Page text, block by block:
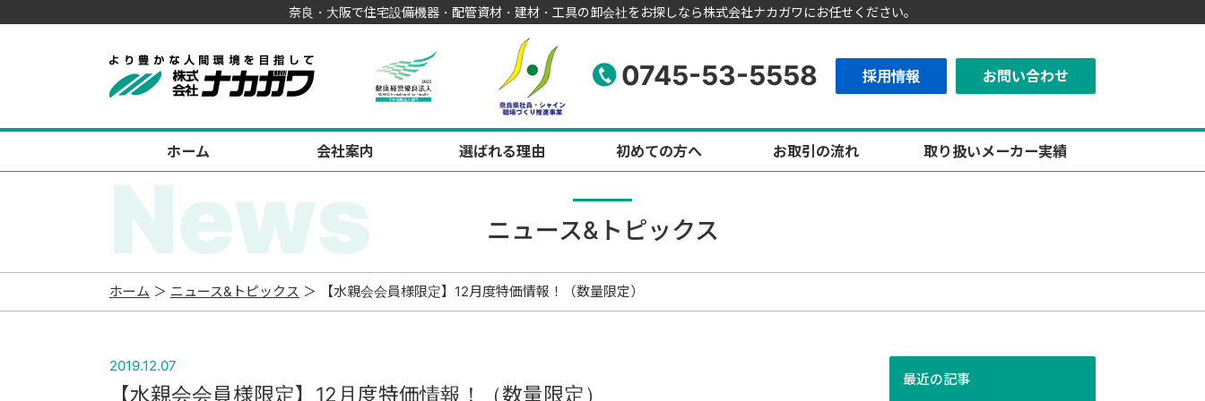
奈良・大阪で住宅設備機器・配管資材・建材・工具の卸会社をお探しなら株式会社ナカガワにお任せください。
0745-53-5558 採用情報 お問い合わせ
ホーム 会社案内 選ばれる理由 初めての方へ お取引の流れ 取り扱いメーカー実績
ニュース&トピックス
News
ホーム ＞ ニュース&トピックス ＞ 【水親会会員様限定】12月度特価情報！（数量限定）
2019.12.07
【水親会会員様限定】12月度特価情報！（数量限定）
最近の記事